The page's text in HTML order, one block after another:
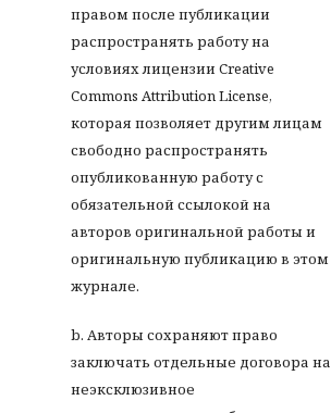
правом после публикации
распространять работу на
условиях лицензии Creative
Commons Attribution License,
которая позволяет другим лицам
свободно распространять
опубликованную работу с
обязательной ссылокой на
авторов оригинальной работы и
оригинальную публикацию в этом
журнале.
b. Авторы сохраняют право
заключать отдельные договора на
неэксклюзивное